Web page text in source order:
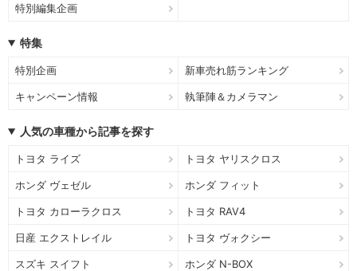
特別編集企画
特集
特別企画 新車売れ筋ランキング
キャンペーン情報 執筆陣＆カメラマン
人気の車種から記事を探す
トヨタ ライズ トヨタ ヤリスクロス
ホンダ ヴェゼル ホンダ フィット
トヨタ カローラクロス トヨタ RAV4
日産 エクストレイル トヨタ ヴォクシー
スズキ スイフト ホンダ N-BOX